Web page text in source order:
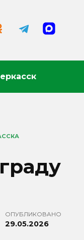
ОПУБЛИКОВАНО
29.05.2026